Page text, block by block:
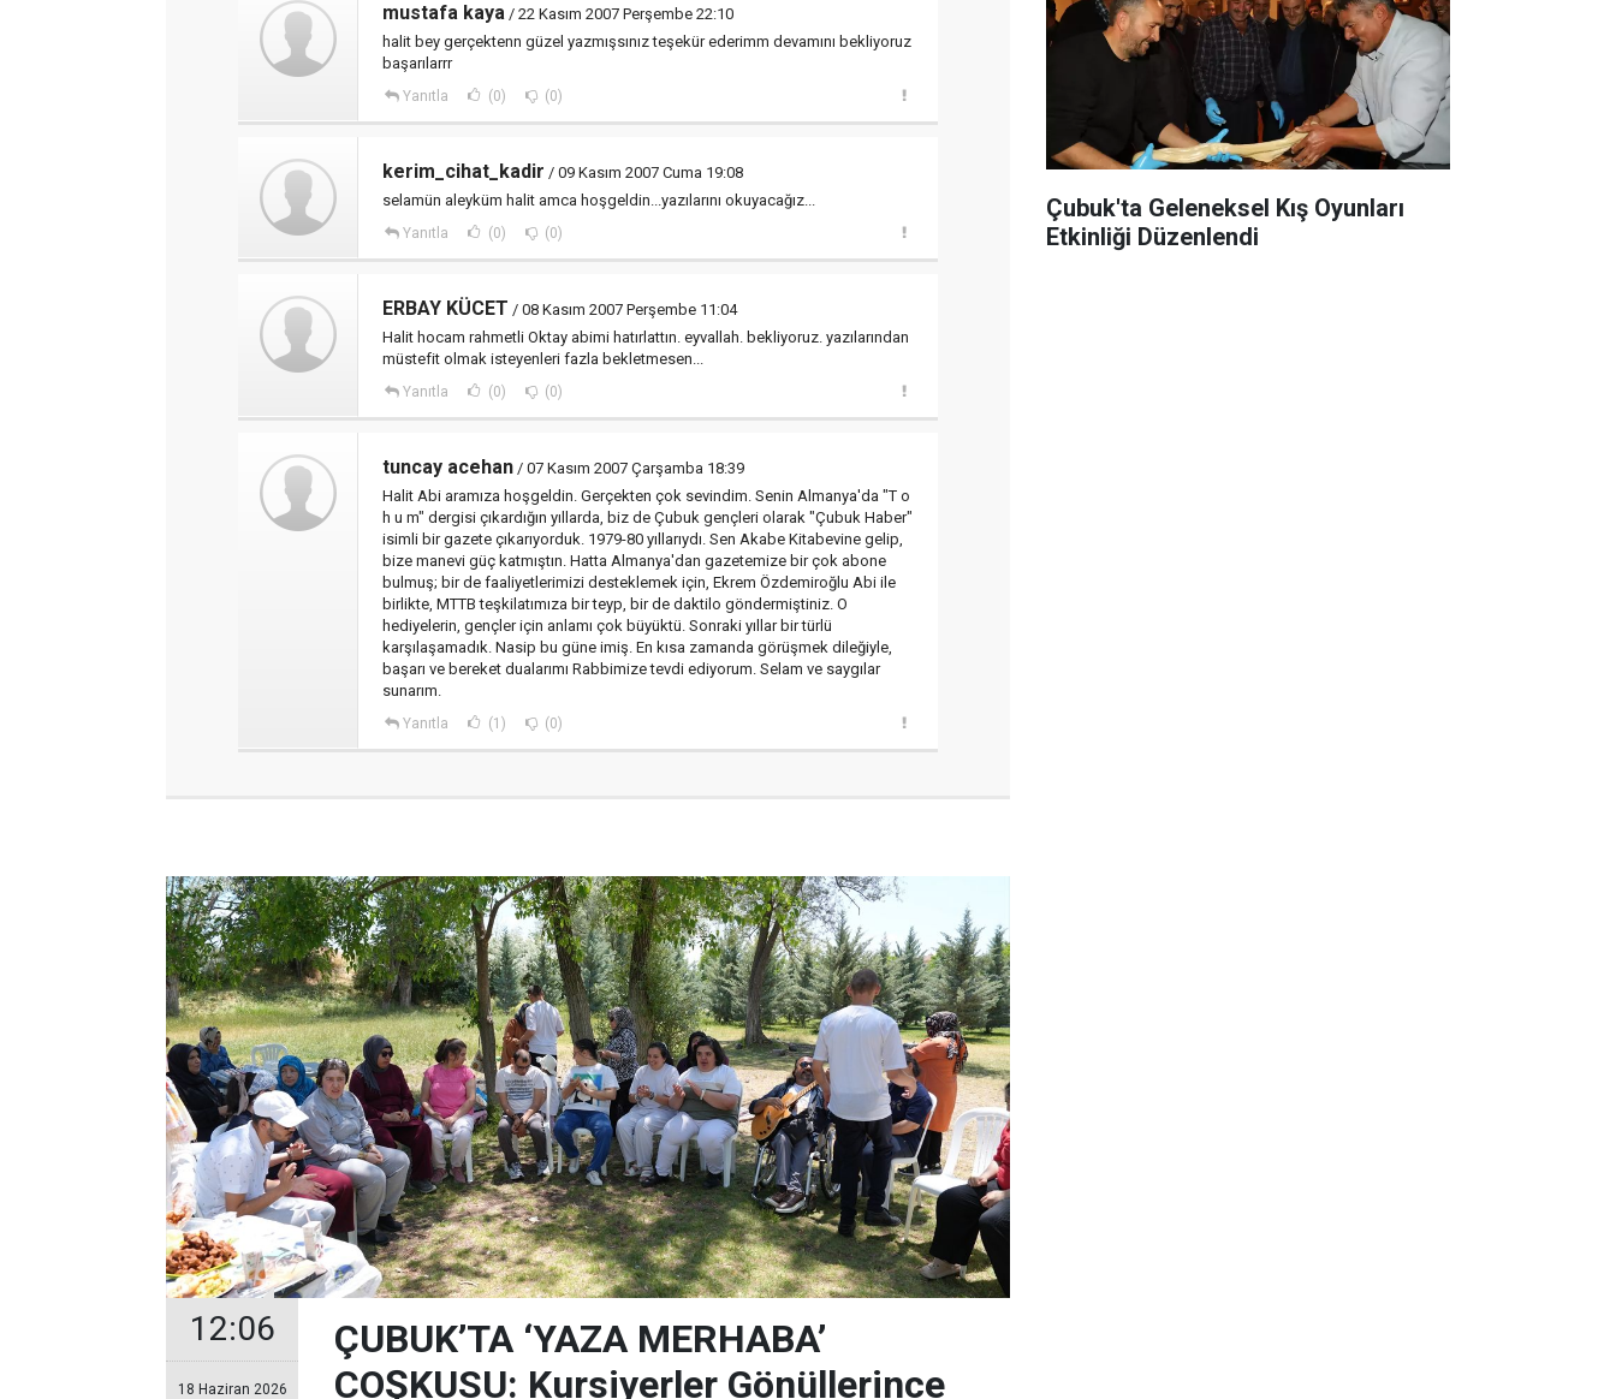
mustafa kaya / 22 Kasım 2007 Perşembe 22:10
halit bey gerçektenn güzel yazmışsınız teşekür ederimm devamını bekliyoruz
başarılarrr
Yanıtla (0) (0)
kerim_cihat_kadir / 09 Kasım 2007 Cuma 19:08
selamün aleyküm halit amca hoşgeldin...yazılarını okuyacağız...
Yanıtla (0) (0)
ERBAY KÜCET / 08 Kasım 2007 Perşembe 11:04
Halit hocam rahmetli Oktay abimi hatırlattın. eyvallah. bekliyoruz. yazılarından
müstefit olmak isteyenleri fazla bekletmesen...
Yanıtla (0) (0)
tuncay acehan / 07 Kasım 2007 Çarşamba 18:39
Halit Abi aramıza hoşgeldin. Gerçekten çok sevindim. Senin Almanya'da "T o
h u m" dergisi çıkardığın yıllarda, biz de Çubuk gençleri olarak "Çubuk Haber"
isimli bir gazete çıkarıyorduk. 1979-80 yıllarıydı. Sen Akabe Kitabevine gelip,
bize manevi güç katmıştın. Hatta Almanya'dan gazetemize bir çok abone
bulmuş; bir de faaliyetlerimizi desteklemek için, Ekrem Özdemiroğlu Abi ile
birlikte, MTTB teşkilatımıza bir teyp, bir de daktilo göndermiştiniz. O
hediyelerin, gençler için anlamı çok büyüktü. Sonraki yıllar bir türlü
karşılaşamadık. Nasip bu güne imiş. En kısa zamanda görüşmek dileğiyle,
başarı ve bereket dualarımı Rabbimize tevdi ediyorum. Selam ve saygılar
sunarım.
Yanıtla (1) (0)
12:06
18 Haziran 2026
ÇUBUK’TA ‘YAZA MERHABA’
COŞKUSU: Kursiyerler Gönüllerince
Çubuk'ta Geleneksel Kış Oyunları
Etkinliği Düzenlendi